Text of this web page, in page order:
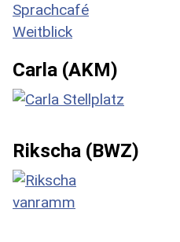
Sprachcafé
Weitblick
Carla (AKM)
Rikscha (BWZ)